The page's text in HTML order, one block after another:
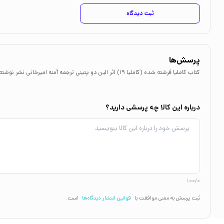
ثبت دیدگاه
پرسش‌ها
کتاب کاملیا فرشته شده (کاملیا 19) اثر الین دو پتینی ترجمه آمنه امیرخانی نشر نوشته
درباره این کالا چه پرسشی دارید؟
100/0
ثبت پرسش به معنی موافقت با قوانین انتشار دیدگاه‌ها است.